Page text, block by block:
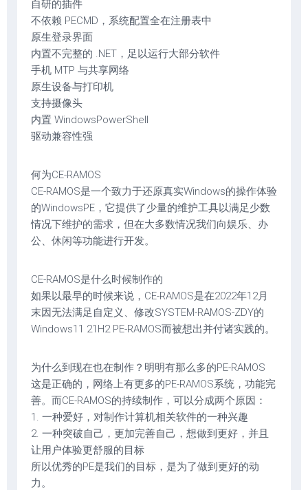
自研的插件
不依赖 PECMD，系统配置全在注册表中
原生登录界面
内置不完整的 .NET，足以运行大部分软件
手机 MTP 与共享网络
原生设备与打印机
支持摄像头
内置 WindowsPowerShell
驱动兼容性强
何为CE-RAMOS
CE-RAMOS是一个致力于还原真实Windows的操作体验
的WindowsPE，它提供了少量的维护工具以满足少数
情况下维护的需求，但在大多数情况我们向娱乐、办
公、休闲等功能进行开发。
CE-RAMOS是什么时候制作的
如果以最早的时候来说，CE-RAMOS是在2022年12月
末因无法满足自定义、修改SYSTEM-RAMOS-ZDY的
Windows11 21H2 PE-RAMOS而被想出并付诸实践的。
为什么到现在也在制作？明明有那么多的PE-RAMOS
这是正确的，网络上有更多的PE-RAMOS系统，功能完
善。而CE-RAMOS的持续制作，可以分成两个原因：
1. 一种爱好，对制作计算机相关软件的一种兴趣
2. 一种突破自己，更加完善自己，想做到更好，并且
让用户体验更舒服的目标
所以优秀的PE是我们的目标，是为了做到更好的动
力。